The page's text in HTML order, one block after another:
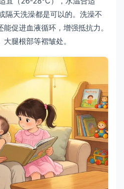
隔天洗澡都是可以的。洗澡不
促进血液循环，增强抵抗力。
腿根部等褶皱处。